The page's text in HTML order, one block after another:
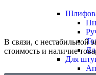
Для
В связи, с нестабильной
стоимость и наличие